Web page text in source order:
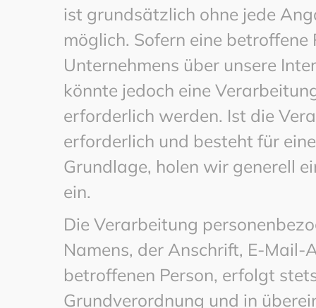
ist grundsätzlich ohne jede
möglich. Sofern eine betroffene
Unternehmens über unsere
könnte jedoch eine
erforderlich werden. Ist die
erforderlich und besteht für
Grundlage, holen wir generell
ein.
Die Verarbeitung
Namens, der Anschrift, E-Mail-
betroffenen Person, erfolgt
Grundverordnung und in